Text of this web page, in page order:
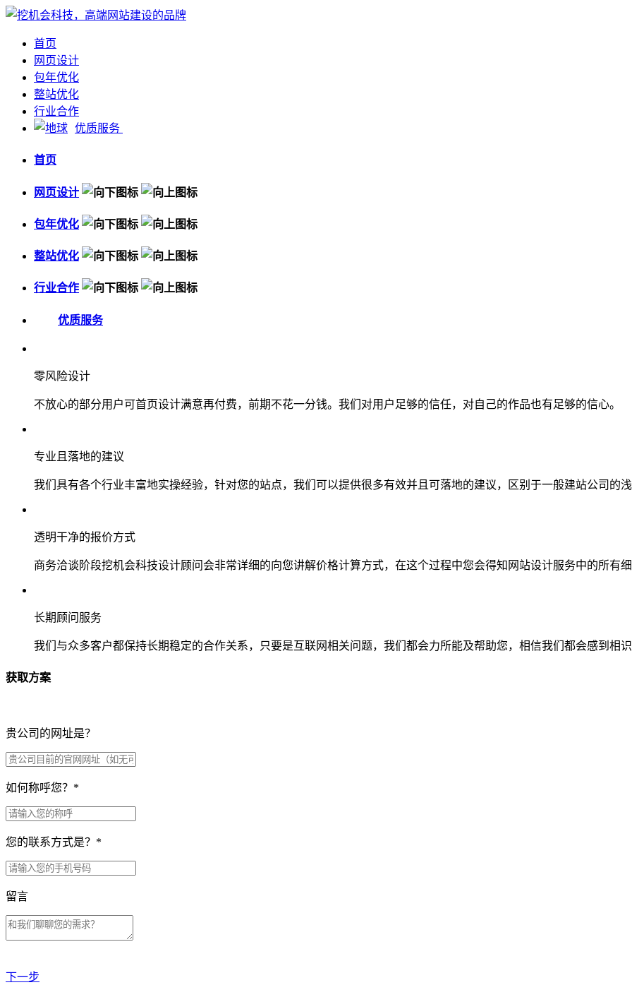
首页
网页设计
包年优化
整站优化
行业合作
优质服务
首页
网页设计
包年优化
整站优化
行业合作
优质服务
零风险设计
不放心的部分用户可首页设计满意再付费，前期不花一分钱。我们对用户足够的信任，对自己的作品也有足够的信心。
专业且落地的建议
我们具有各个行业丰富地实操经验，针对您的站点，我们可以提供很多有效并且可落地的建议，区别于一般建站公司的
透明干净的报价方式
商务洽谈阶段挖机会科技设计顾问会非常详细的向您讲解价格计算方式，在这个过程中您会得知网站设计服务中的所有
长期顾问服务
我们与众多客户都保持长期稳定的合作关系，只要是互联网相关问题，我们都会力所能及帮助您，相信我们都会感到相
获取方案
贵公司的网址是？
如何称呼您？ *
您的联系方式是？ *
留言
下一步